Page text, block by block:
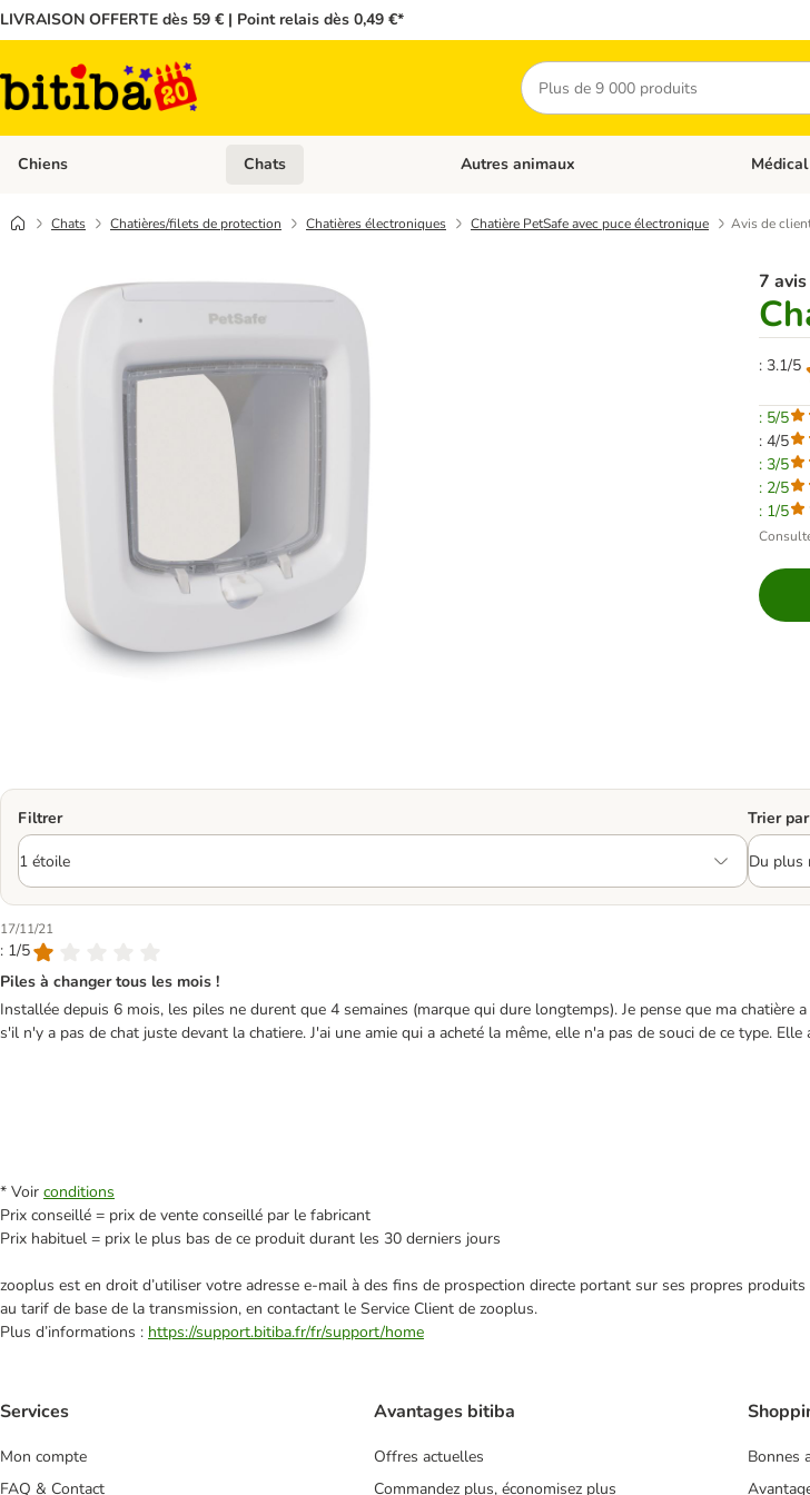
LIVRAISON OFFERTE dès 59 € | Point relais dès 0,49 €*
Rechercher
Chiens Dérouler les catégories: Chiens
Chats Dérouler les catégories: Chats
Autres animaux Dérouler
Médical
Chats Chatières/filets de protection Chatières électroniques Chatière PetSafe avec puce électronique Avis de
7
: 3.1/5
: 5/5
: 4/5
: 3/5
: 2/5
: 1/5
Filtrer Trier par
17/11/21
: 1/5
Piles à changer tous les mois !
Installée depuis 6 mois, les piles ne durent que 4 semaines (marque qui dure longtemps). Je pense que ma
s'il n'y a pas de chat juste devant la chatiere. J'ai une amie qui a acheté la même, elle n'a pas de souci de ce type.
* Voir conditions
Prix conseillé = prix de vente conseillé par le fabricant
Prix habituel = prix le plus bas de ce produit durant les 30 derniers jours
zooplus est en droit d’utiliser votre adresse e‑mail à des fins de prospection directe portant sur ses propres
au tarif de base de la transmission, en contactant le Service Client de zooplus.
Plus d’informations : https://support.bitiba.fr/fr/support/home
Services
Mon compte
FAQ & Contact
Avantages bitiba
Offres actuelles
Commandez plus, économisez plus
Bonnes